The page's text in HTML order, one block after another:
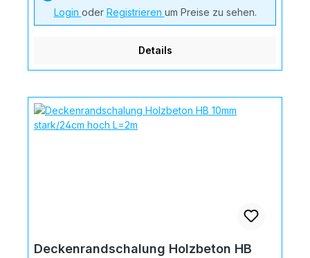
Login oder Registrieren um Preise zu sehen.
Details
Deckenrandschalung Holzbeton HB